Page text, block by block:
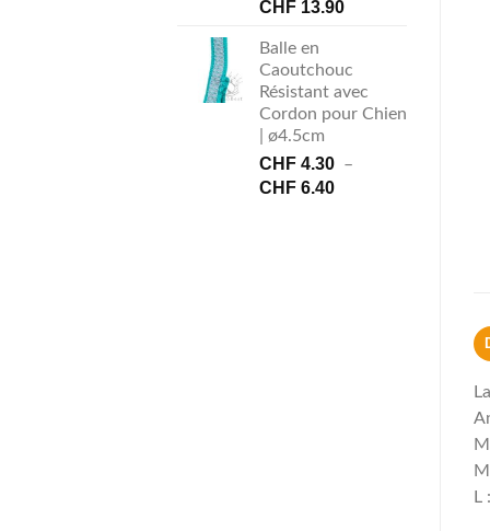
CHF 13.90
Balle en
Caoutchouc
Résistant avec
Cordon pour Chien
| ø4.5cm
CHF 4.30 –
CHF 6.40Plage
L